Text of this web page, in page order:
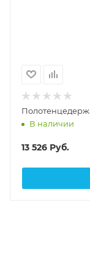
В наличии
13 526 Руб.